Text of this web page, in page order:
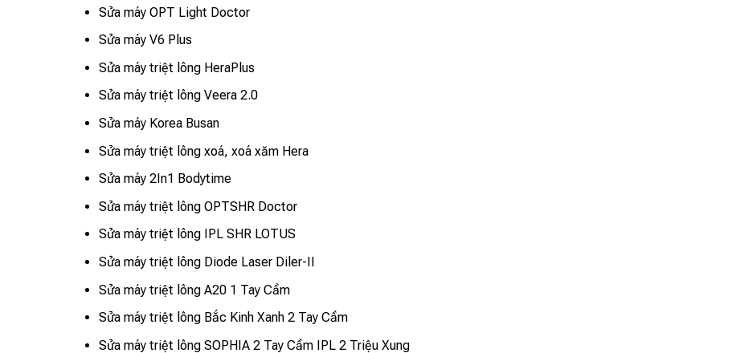
Sửa máy OPT Light Doctor
Sửa máy V6 Plus
Sửa máy triệt lông HeraPlus
Sửa máy triệt lông Veera 2.0
Sửa máy Korea Busan
Sửa máy triệt lông xoá, xoá xăm Hera
Sửa máy 2In1 Bodytime
Sửa máy triệt lông OPTSHR Doctor
Sửa máy triệt lông IPL SHR LOTUS
Sửa máy triệt lông Diode Laser Diler-II
Sửa máy triệt lông A20 1 Tay Cầm
Sửa máy triệt lông Bắc Kinh Xanh 2 Tay Cầm
Sửa máy triệt lông SOPHIA 2 Tay Cầm IPL 2 Triệu Xung